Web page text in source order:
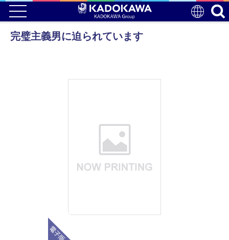
完璧主義男に迫られています